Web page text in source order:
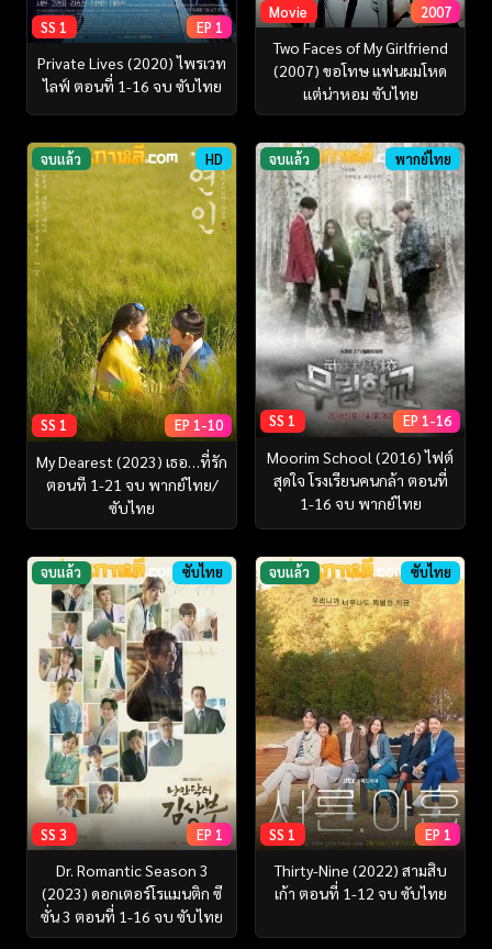
SS 1 EP 1
Private Lives (2020) ไพรเวท
ไลฟ์ ตอนที่ 1-16 จบ ซับไทย
Movie 2007
Two Faces of My Girlfriend
(2007) ขอโทษ แฟนผมโหด
แต่น่าหอม ซับไทย
จบแล้ว HD
SS 1 EP 1-10
My Dearest (2023) เธอ…ที่รัก
ตอนที 1-21 จบ พากย์ไทย/
ซับไทย
จบแล้ว พากย์ไทย
SS 1 EP 1-16
Moorim School (2016) ไฟต์
สุดใจ โรงเรียนคนกล้า ตอนที่
1-16 จบ พากย์ไทย
จบแล้ว ซับไทย
SS 3 EP 1
Dr. Romantic Season 3
(2023) ดอกเตอร์โรแมนติก ซี
ซั่น 3 ตอนที่ 1-16 จบ ซับไทย
จบแล้ว ซับไทย
SS 1 EP 1
Thirty-Nine (2022) สามสิบ
เก้า ตอนที่ 1-12 จบ ซับไทย